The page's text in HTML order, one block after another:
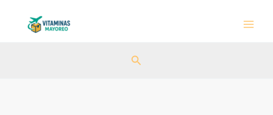
contenido
Buscar